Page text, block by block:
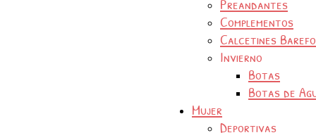
Preandantes
Complementos
Calcetines
Invierno
Botas
Botas de
Mujer
Deportivas